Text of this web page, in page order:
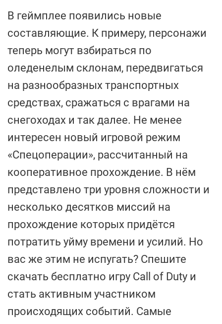
В геймплее появились новые
составляющие. К примеру, персонажи
теперь могут взбираться по
оледенелым склонам, передвигаться
на разнообразных транспортных
средствах, сражаться с врагами на
снегоходах и так далее. Не менее
интересен новый игровой режим
«Спецоперации», рассчитанный на
кооперативное прохождение. В нём
представлено три уровня сложности и
несколько десятков миссий на
прохождение которых придётся
потратить уйму времени и усилий. Но
вас же этим не испугать? Спешите
скачать бесплатно игру Call of Duty и
стать активным участником
происходящих событий. Самые